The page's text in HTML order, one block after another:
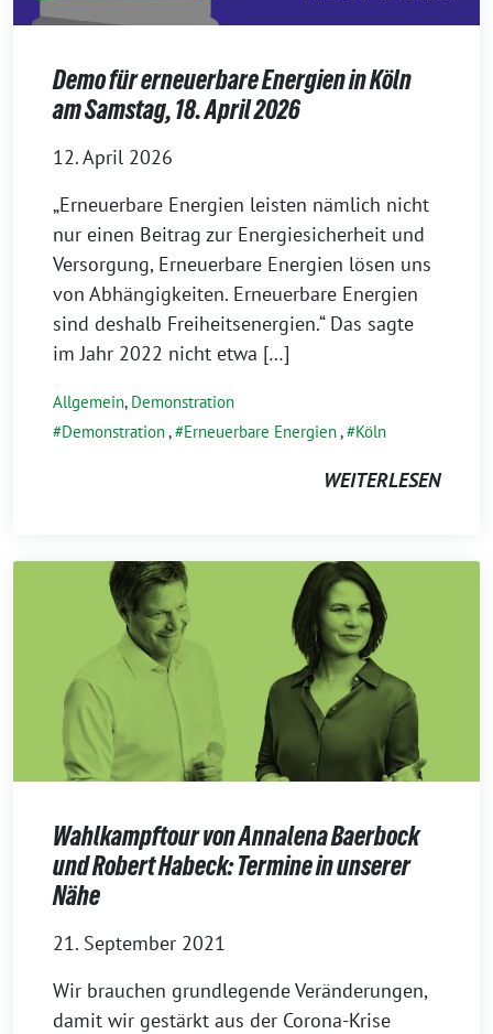
Demo für erneuerbare Energien in Köln
am Samstag, 18. April 2026
12. April 2026
„Erneuerbare Energien leisten nämlich nicht
nur einen Beitrag zur Energiesicherheit und
Versorgung, Erneuerbare Energien lösen uns
von Abhängigkeiten. Erneuerbare Energien
sind deshalb Freiheitsenergien.“ Das sagte
im Jahr 2022 nicht etwa […]
Allgemein, Demonstration
Demonstration, Erneuerbare Energien, Köln
WEITERLESEN
Wahlkampftour von Annalena Baerbock
und Robert Habeck: Termine in unserer
Nähe
21. September 2021
Wir brauchen grundlegende Veränderungen,
damit wir gestärkt aus der Corona-Krise